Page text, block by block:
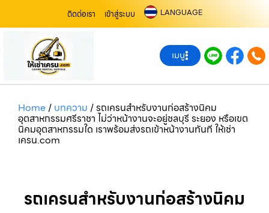
ติดต่อเรา เข้าสู่ระบบ LANGUAGE
เมนู
Home/ บทความ /รถเครนสำหรับงานก่อสร้างนิคม
อุตสาหกรรมศรีราชา ไม่ว่าหน้างานจะอยู่ชลบุรี ระยอง หรือเขต
นิคมอุตสาหกรรมใด เราพร้อมส่งรถเข้าหน้างานทันที ให้เช่า
เครน.com
รถเครนสำหรับงานก่อสร้างนิคม